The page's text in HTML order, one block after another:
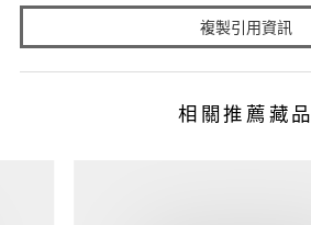
複製引用資訊
相關推薦藏品